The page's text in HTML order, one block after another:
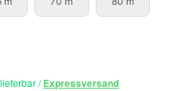
/Expressversand